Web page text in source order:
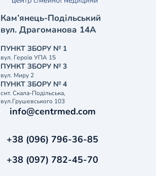
Кам’янець-Подільський
вул. Драгоманова 14А
ПУНКТ ЗБОРУ № 1
вул. Героїв УПА 15
ПУНКТ ЗБОРУ № 3
вул. Миру 2
ПУНКТ ЗБОРУ № 4
смт. Скала-Подільська,
вул.Грушевського 103
info@centrmed.com
+38 (096) 796-36-85
+38 (097) 782-45-70